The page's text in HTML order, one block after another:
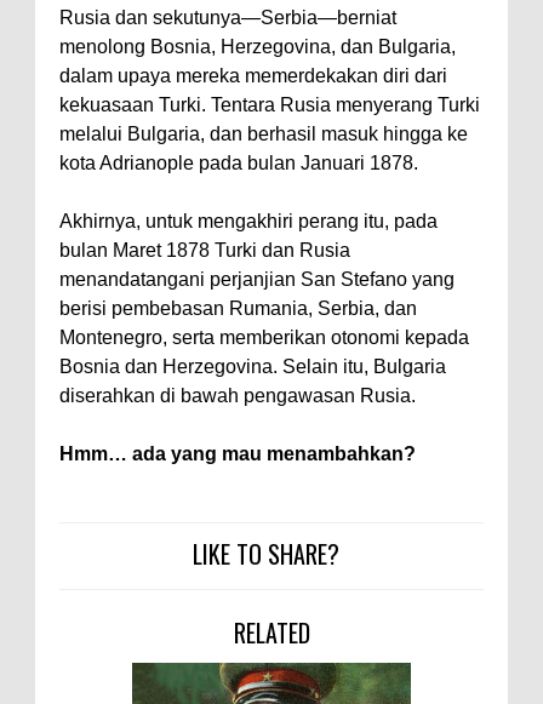
Rusia dan sekutunya—Serbia—berniat
menolong Bosnia, Herzegovina, dan Bulgaria,
dalam upaya mereka memerdekakan diri dari
kekuasaan Turki. Tentara Rusia menyerang Turki
melalui Bulgaria, dan berhasil masuk hingga ke
kota Adrianople pada bulan Januari 1878.
Akhirnya, untuk mengakhiri perang itu, pada
bulan Maret 1878 Turki dan Rusia
menandatangani perjanjian San Stefano yang
berisi pembebasan Rumania, Serbia, dan
Montenegro, serta memberikan otonomi kepada
Bosnia dan Herzegovina. Selain itu, Bulgaria
diserahkan di bawah pengawasan Rusia.
Hmm… ada yang mau menambahkan?
LIKE TO SHARE?
RELATED